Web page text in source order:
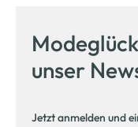
unser
Jetzt anmelden und